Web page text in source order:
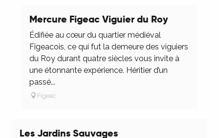
Mercure Figeac Viguier du Roy
Édifiée au cœur du quartier médiéval
Figeacois, ce qui fut la demeure des viguiers
du Roy durant quatre siècles vous invite à
une étonnante expérience. Héritier d’un
passé...
Figeac
Les Jardins Sauvages